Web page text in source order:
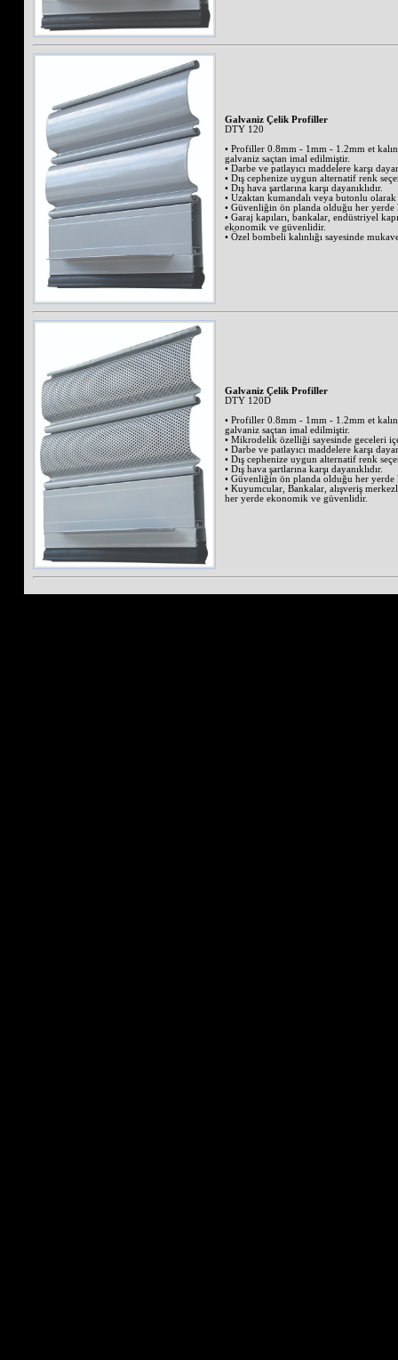
Galvaniz Çelik Profiller
DTY 120
• Profiller 0.8mm - 1mm - 1.2mm et
galvaniz saçtan imal edilmiştir.
• Darbe ve patlayıcı maddelere karşı
• Dış cephenize uygun alternatif renk
• Dış hava şartlarına karşı dayanıklıdır.
• Uzaktan kumandalı veya butonlu olarak
• Güvenliğin ön planda olduğu her yerde
• Garaj kapıları, bankalar, endüstriyel
ekonomik ve güvenlidir.
• Özel bombeli kalınlığı sayesinde
Galvaniz Çelik Profiller
DTY 120D
• Profiller 0.8mm - 1mm - 1.2mm et
galvaniz saçtan imal edilmiştir.
• Mikrodelik özelliği sayesinde geceleri
• Darbe ve patlayıcı maddelere karşı
• Dış cephenize uygun alternatif renk
• Dış hava şartlarına karşı dayanıklıdır.
• Güvenliğin ön planda olduğu her yerde
• Kuyumcular, Bankalar, alışveriş
her yerde ekonomik ve güvenlidir.